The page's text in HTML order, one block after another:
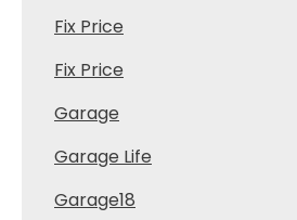
Fix Price
Fix Price
Garage
Garage Life
Garage18